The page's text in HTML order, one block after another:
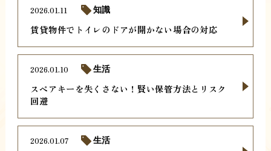
賃貸物件でトイレのドアが開かない場合の対応
2026.01.11 知識
スペアキーを失くさない！賢い保管方法とリスク
回避
2026.01.10 生活
2026.01.07 生活